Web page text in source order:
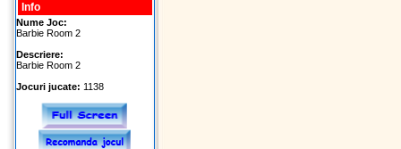
Info
Nume Joc:
Barbie Room 2
Descriere:
Barbie Room 2
Jocuri jucate: 1138